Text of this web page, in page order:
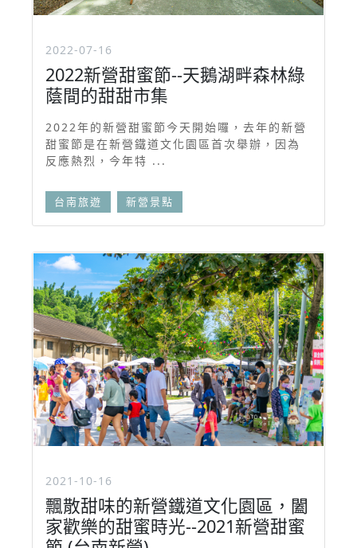
2022-07-16
2022新營甜蜜節--天鵝湖畔森林綠
蔭間的甜甜市集
2022年的新營甜蜜節今天開始囉，去年的新營
甜蜜節是在新營鐵道文化園區首次舉辦，因為
反應熱烈，今年特 ...
台南旅遊 新營景點
2021-10-16
飄散甜味的新營鐵道文化園區，闔
家歡樂的甜蜜時光--2021新營甜蜜